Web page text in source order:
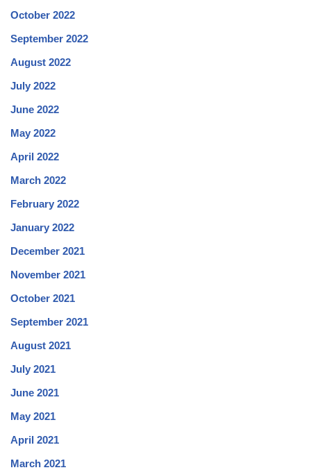
October 2022
September 2022
August 2022
July 2022
June 2022
May 2022
April 2022
March 2022
February 2022
January 2022
December 2021
November 2021
October 2021
September 2021
August 2021
July 2021
June 2021
May 2021
April 2021
March 2021